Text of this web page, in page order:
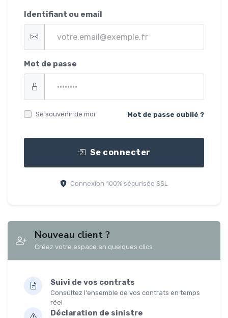
Identifiant ou email
Mot de passe
Se souvenir de moi Mot de passe oublié ?
Se connecter
Connexion 100% sécurisée SSL
Nouveau client ?
Créez votre espace en quelques clics
Suivi de vos contrats
Consultez l'ensemble de vos contrats en temps
réel
Déclaration de sinistre